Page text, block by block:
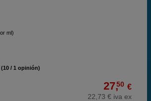
ml)
(10 / 1 opinión)
27,50 €
22,73 € iva ex